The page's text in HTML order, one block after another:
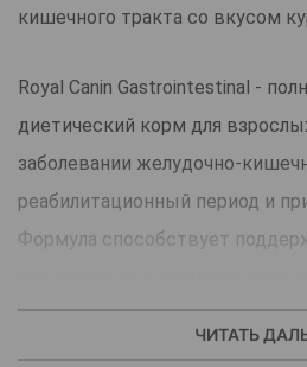
кишечного тракта со вкусом
Royal Canin Gastrointestinal -
диетический корм для
заболевании желудочно-
реабилитационный период и
Формула способствует
Высокое содержание энергии
объем порции и снизить
ЧИТАТЬ